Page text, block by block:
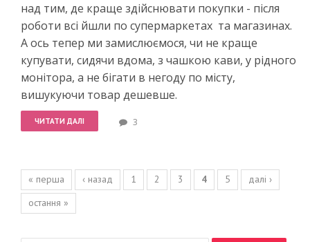
над тим, де краще здійснювати покупки - після
роботи всі йшли по супермаркетах та магазинах.
А ось тепер ми замислюємося, чи не краще
купувати, сидячи вдома, з чашкою кави, у рідного
монітора, а не бігати в негоду по місту,
вишукуючи товар дешевше.
ЧИТАТИ ДАЛІ 3
Сторінки
« перша ‹ назад 1 2 3 4 5
далі ›
остання »